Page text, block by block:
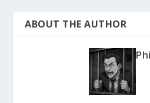
ABOUT THE AUTHOR